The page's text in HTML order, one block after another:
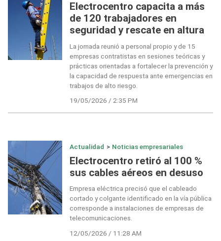
Electrocentro capacita a más
de 120 trabajadores en
seguridad y rescate en altura
La jornada reunió a personal propio y de 15
empresas contratistas en sesiones teóricas y
prácticas orientadas a fortalecer la prevención y
la capacidad de respuesta ante emergencias en
trabajos de alto riesgo.
19/05/2026 / 2:35 PM
Actualidad > Noticias empresariales
Electrocentro retiró al 100 %
sus cables aéreos en desuso
Empresa eléctrica precisó que el cableado
cortado y colgante identificado en la vía pública
corresponde a instalaciones de empresas de
telecomunicaciones.
12/05/2026 / 11:28 AM